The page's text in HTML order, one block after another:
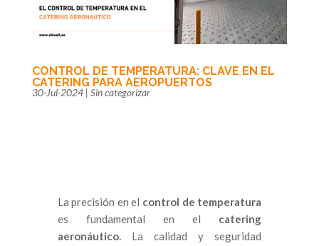
CONTROL DE TEMPERATURA: CLAVE EN EL
CATERING PARA AEROPUERTOS
30-Jul-2024| Sin categorizar
La precisión en el control de temperatura
es fundamental en el catering
aeronáutico. La calidad y seguridad